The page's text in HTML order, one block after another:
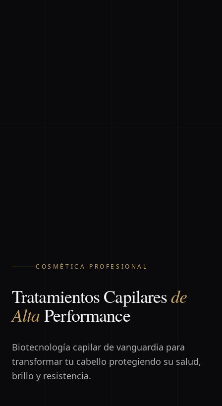
COSMÉTICA PROFESIONAL
Tratamientos Capilaresde
AltaPerformance
Biotecnología capilar de vanguardia para
transformar tu cabello protegiendo su salud,
brillo y resistencia.